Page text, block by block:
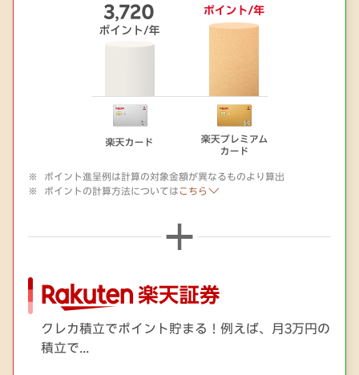
ポイント進呈例は計算の対象金額が異なるものより算出
ポイントの計算方法についてはこちら
クレカ積立でポイント貯まる！例えば、月3万円の
積立で...